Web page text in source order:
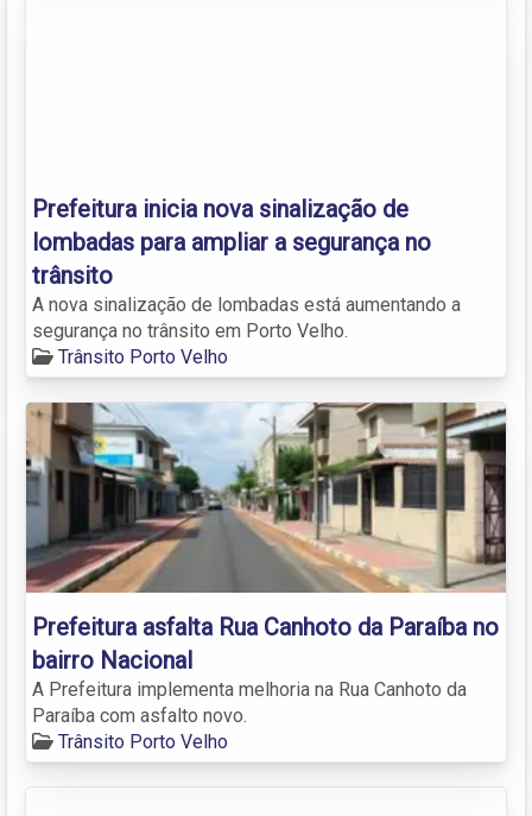
Prefeitura inicia nova sinalização de
lombadas para ampliar a segurança no
trânsito
A nova sinalização de lombadas está aumentando a
segurança no trânsito em Porto Velho.
Trânsito Porto Velho
Prefeitura asfalta Rua Canhoto da Paraíba no
bairro Nacional
A Prefeitura implementa melhoria na Rua Canhoto da
Paraíba com asfalto novo.
Trânsito Porto Velho